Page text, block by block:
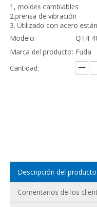
1, moldes cambiables
2.prensa de vibración
3. Utilizado con acero
Modelo:
QT4-
Marca del producto: Fuda
Cantidad:
Descripción del producto
Comentarios de los